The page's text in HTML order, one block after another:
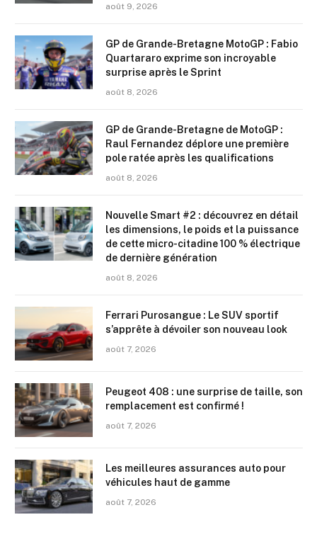
août 9, 2026
GP de Grande-Bretagne MotoGP : Fabio
Quartararo exprime son incroyable
surprise après le Sprint
août 8, 2026
GP de Grande-Bretagne de MotoGP :
Raul Fernandez déplore une première
pole ratée après les qualifications
août 8, 2026
Nouvelle Smart #2 : découvrez en détail
les dimensions, le poids et la puissance
de cette micro-citadine 100 % électrique
de dernière génération
août 8, 2026
Ferrari Purosangue : Le SUV sportif
s’apprête à dévoiler son nouveau look
août 7, 2026
Peugeot 408 : une surprise de taille, son
remplacement est confirmé !
août 7, 2026
Les meilleures assurances auto pour
véhicules haut de gamme
août 7, 2026